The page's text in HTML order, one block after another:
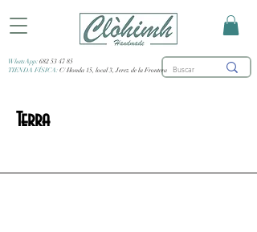
WhatsApp: 682 53 47 85
TIENDA FÍSICA: C/ Honda 15, local 3, Jerez de la Frontera
Terra